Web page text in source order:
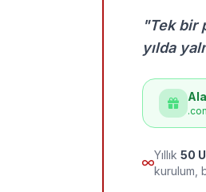
"Tek bir
yılda
Yıllık 50
kurulum,